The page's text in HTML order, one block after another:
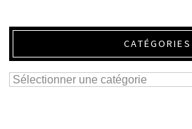
CATÉGORIES